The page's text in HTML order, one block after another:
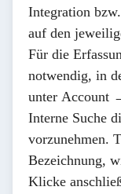
Integration
auf den
Für die
notwendig, in
unter Account
Interne Suche
vorzunehmen.
Bezeichnung,
Klicke